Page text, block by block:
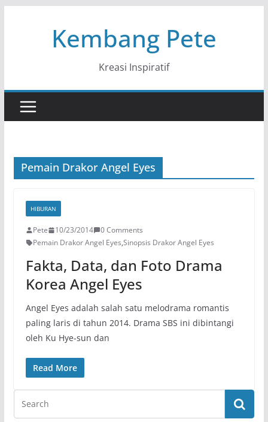
Kembang Pete
Kreasi Inspiratif
Pemain Drakor Angel Eyes
HIBURAN
Pete 10/23/2014
0 Comments
Pemain Drakor Angel Eyes,Sinopsis Drakor Angel Eyes
Fakta, Data, dan Foto Drama
Korea Angel Eyes
Angel Eyes adalah salah satu melodrama romantis
paling laris di tahun 2014. Drama SBS ini dibintangi
oleh Ku Hye-sun dan
Read More